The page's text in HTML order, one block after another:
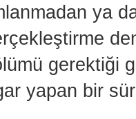
ya
gerektiği
yapan bir